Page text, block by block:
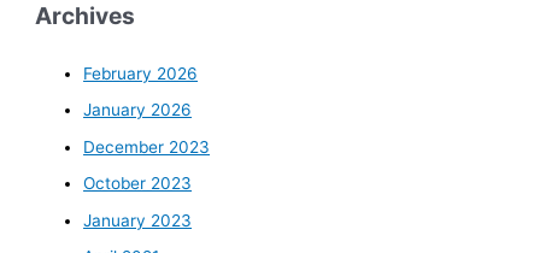
Archives
February 2026
January 2026
December 2023
October 2023
January 2023